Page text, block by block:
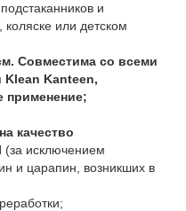
и
или детском
Совместима со всеми
Kanteen,
применение;
качество
(за исключением
и царапин, возникших в